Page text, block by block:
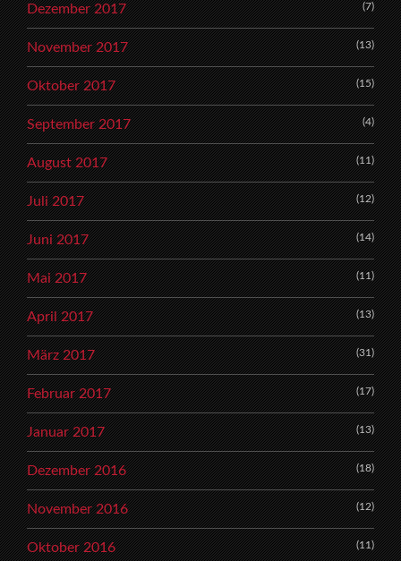
Dezember 2017 (7)
November 2017 (13)
Oktober 2017 (15)
September 2017 (4)
August 2017 (11)
Juli 2017 (12)
Juni 2017 (14)
Mai 2017 (11)
April 2017 (13)
März 2017 (31)
Februar 2017 (17)
Januar 2017 (13)
Dezember 2016 (18)
November 2016 (12)
Oktober 2016 (11)